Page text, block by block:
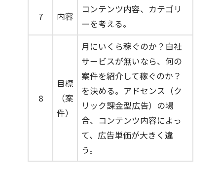
7 内容
コンテンツ内容、カテゴリ
ーを考える。
8
目標
（案
件）
月にいくら稼ぐのか？自社
サービスが無いなら、何の
案件を紹介して稼ぐのか？
を決める。アドセンス（ク
リック課金型広告）の場
合、コンテンツ内容によっ
て、広告単価が大きく違
う。